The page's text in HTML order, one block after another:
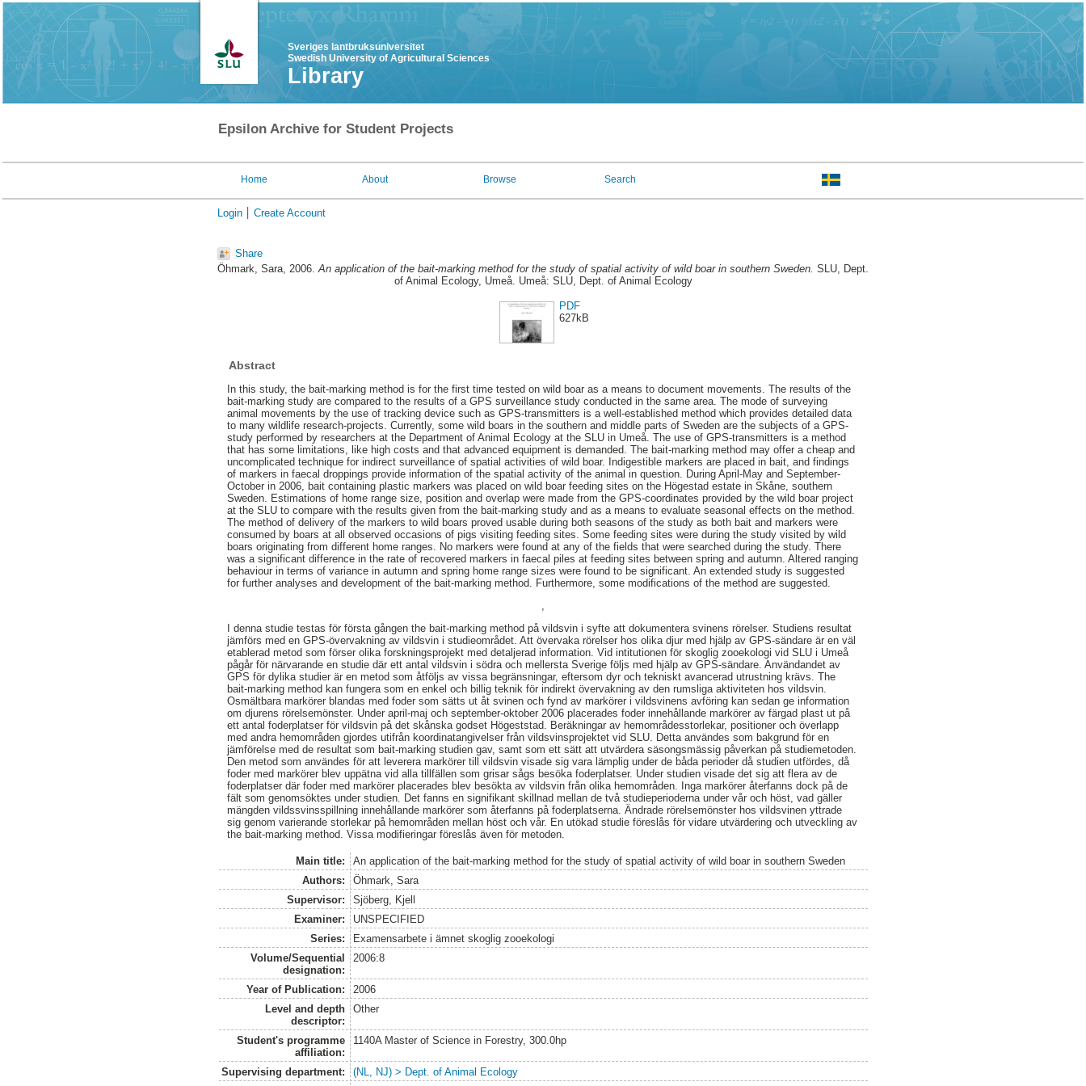
Sveriges lantbruksuniversitet
Swedish University of Agricultural Sciences
Library
Epsilon Archive for Student Projects
Home About Browse Search
Login Create Account
Share
Öhmark, Sara, 2006.An application of the bait-marking method for the study of spatial activity of wild boar in southern Sweden. SLU, Dept.
of Animal Ecology, Umeå. Umeå: SLU, Dept. of Animal Ecology
PDF
627kB
Abstract
In this study, the bait-marking method is for the first time tested on wild boar as a means to document movements. The results of the
bait-marking study are compared to the results of a GPS surveillance study conducted in the same area. The mode of surveying
animal movements by the use of tracking device such as GPS-transmitters is a well-established method which provides detailed data
to many wildlife research-projects. Currently, some wild boars in the southern and middle parts of Sweden are the subjects of a GPS-
study performed by researchers at the Department of Animal Ecology at the SLU in Umeå. The use of GPS-transmitters is a method
that has some limitations, like high costs and that advanced equipment is demanded. The bait-marking method may offer a cheap and
uncomplicated technique for indirect surveillance of spatial activities of wild boar. Indigestible markers are placed in bait, and findings
of markers in faecal droppings provide information of the spatial activity of the animal in question. During April-May and September-
October in 2006, bait containing plastic markers was placed on wild boar feeding sites on the Högestad estate in Skåne, southern
Sweden. Estimations of home range size, position and overlap were made from the GPS-coordinates provided by the wild boar project
at the SLU to compare with the results given from the bait-marking study and as a means to evaluate seasonal effects on the method.
The method of delivery of the markers to wild boars proved usable during both seasons of the study as both bait and markers were
consumed by boars at all observed occasions of pigs visiting feeding sites. Some feeding sites were during the study visited by wild
boars originating from different home ranges. No markers were found at any of the fields that were searched during the study. There
was a significant difference in the rate of recovered markers in faecal piles at feeding sites between spring and autumn. Altered ranging
behaviour in terms of variance in autumn and spring home range sizes were found to be significant. An extended study is suggested
for further analyses and development of the bait-marking method. Furthermore, some modifications of the method are suggested.
I denna studie testas för första gången the bait-marking method på vildsvin i syfte att dokumentera svinens rörelser. Studiens resultat
jämförs med en GPS-övervakning av vildsvin i studieområdet. Att övervaka rörelser hos olika djur med hjälp av GPS-sändare är en väl
etablerad metod som förser olika forskningsprojekt med detaljerad information. Vid intitutionen för skoglig zooekologi vid SLU i Umeå
pågår för närvarande en studie där ett antal vildsvin i södra och mellersta Sverige följs med hjälp av GPS-sändare. Användandet av
GPS för dylika studier är en metod som åtföljs av vissa begränsningar, eftersom dyr och tekniskt avancerad utrustning krävs. The
bait-marking method kan fungera som en enkel och billig teknik för indirekt övervakning av den rumsliga aktiviteten hos vildsvin.
Osmältbara markörer blandas med foder som sätts ut åt svinen och fynd av markörer i vildsvinens avföring kan sedan ge information
om djurens rörelsemönster. Under april-maj och september-oktober 2006 placerades foder innehållande markörer av färgad plast ut på
ett antal foderplatser för vildsvin på det skånska godset Högeststad. Beräkningar av hemområdesstorlekar, positioner och överlapp
med andra hemområden gjordes utifrån koordinatangivelser från vildsvinsprojektet vid SLU. Detta användes som bakgrund för en
jämförelse med de resultat som bait-marking studien gav, samt som ett sätt att utvärdera säsongsmässig påverkan på studiemetoden.
Den metod som användes för att leverera markörer till vildsvin visade sig vara lämplig under de båda perioder då studien utfördes, då
foder med markörer blev uppätna vid alla tillfällen som grisar sågs besöka foderplatser. Under studien visade det sig att flera av de
foderplatser där foder med markörer placerades blev besökta av vildsvin från olika hemområden. Inga markörer återfanns dock på de
fält som genomsöktes under studien. Det fanns en signifikant skillnad mellan de två studieperioderna under vår och höst, vad gäller
mängden vildssvinsspillning innehållande markörer som återfanns på foderplatserna. Ändrade rörelsemönster hos vildsvinen yttrade
sig genom varierande storlekar på hemområden mellan höst och vår. En utökad studie föreslås för vidare utvärdering och utveckling av
the bait-marking method. Vissa modifieringar föreslås även för metoden.
Main title:
An application of the bait-marking method for the study of spatial activity of wild boar in southern Sweden
Authors:
Öhmark, Sara
Supervisor:
Sjöberg, Kjell
Examiner:
UNSPECIFIED
Series:
Examensarbete i ämnet skoglig zooekologi
Volume/Sequential
designation:
2006:8
Year of Publication:
2006
Level and depth
descriptor:
Other
Student's programme
affiliation:
1140A Master of Science in Forestry, 300.0hp
Supervising department:
(NL, NJ) > Dept. of Animal Ecology